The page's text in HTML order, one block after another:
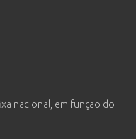
nacional, em função do